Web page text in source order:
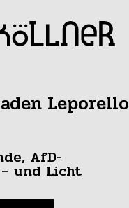
Leporello
AfD-
und Licht